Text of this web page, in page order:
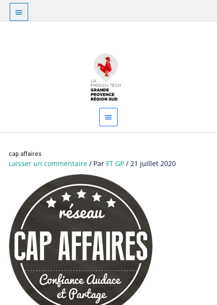
Aller
contenu
Au
dessus
principal
cap affaires
Laisser un commentaire / Par FT GP/21 juillet 2020